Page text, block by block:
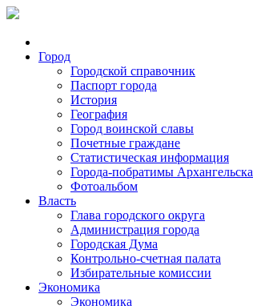
Город
Городской справочник
Паспорт города
История
География
Город воинской славы
Почетные граждане
Статистическая информация
Города-побратимы Архангельска
Фотоальбом
Власть
Глава городского округа
Администрация города
Городская Дума
Контрольно-счетная палата
Избирательные комиссии
Экономика
Экономика